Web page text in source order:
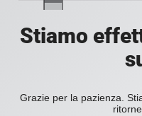
Stiamo
Grazie per la pazienza.